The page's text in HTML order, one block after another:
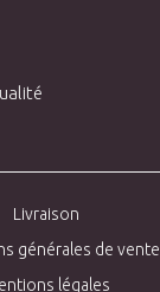
Livraison
générales de vente
légales